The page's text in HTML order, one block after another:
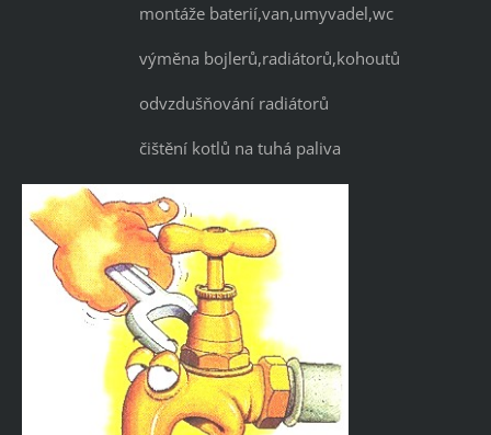
montáže baterií,van,umyvadel,wc
výměna bojlerů,radiátorů,kohoutů
odvzdušňování radiátorů
čištění kotlů na tuhá paliva